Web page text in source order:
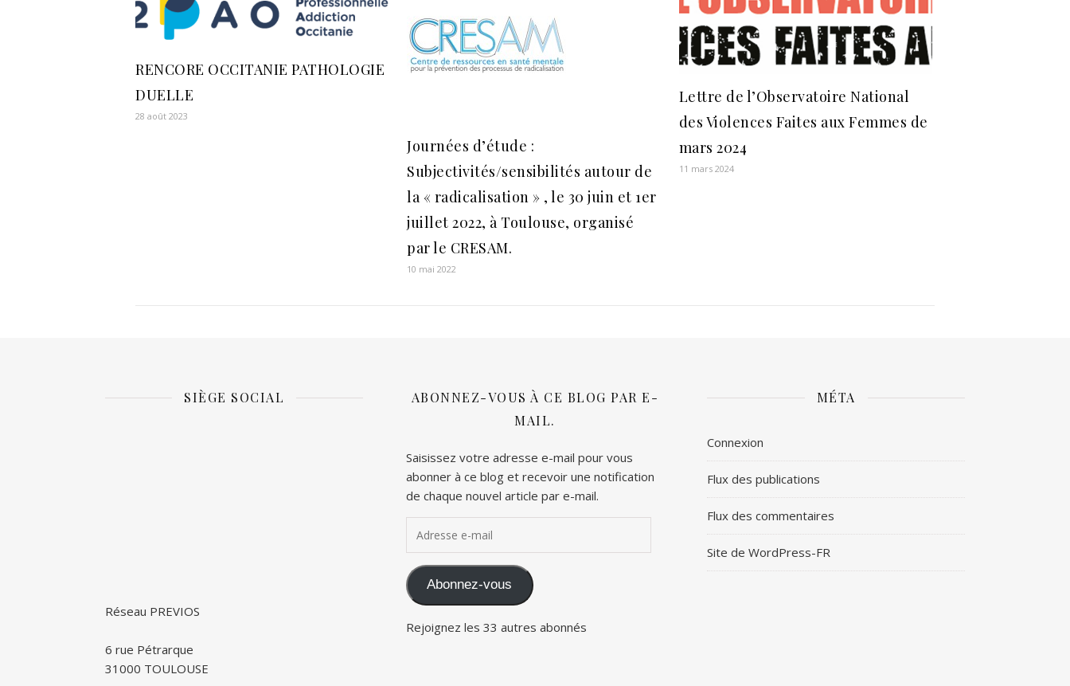
RENCORE OCCITANIE PATHOLOGIE
DUELLE
28 août 2023
Journées d’étude :
Subjectivités/sensibilités autour de
la « radicalisation » , le 30 juin et 1er
juillet 2022, à Toulouse, organisé
par le CRESAM.
10 mai 2022
Lettre de l’Observatoire National
des Violences Faites aux Femmes de
mars 2024
11 mars 2024
SIÈGE SOCIAL
Réseau PREVIOS
6 rue Pétrarque
31000 TOULOUSE
ABONNEZ-VOUS À CE BLOG PAR E-
MAIL.
Saisissez votre adresse e-mail pour vous
abonner à ce blog et recevoir une notification
de chaque nouvel article par e-mail.
Abonnez-vous
Rejoignez les 33 autres abonnés
MÉTA
Connexion
Flux des publications
Flux des commentaires
Site de WordPress-FR